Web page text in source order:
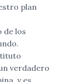
plan
de los
verdadero
y es